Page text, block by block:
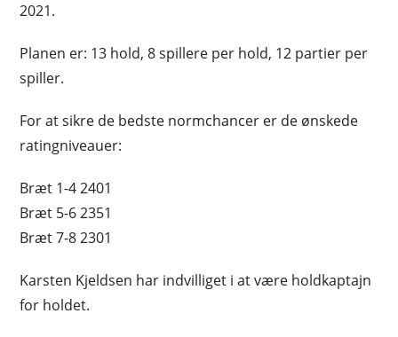
2021.
Planen er: 13 hold, 8 spillere per hold, 12 partier per
spiller.
For at sikre de bedste normchancer er de ønskede
ratingniveauer:
Bræt 1-4 2401
Bræt 5-6 2351
Bræt 7-8 2301
Karsten Kjeldsen har indvilliget i at være holdkaptajn
for holdet.